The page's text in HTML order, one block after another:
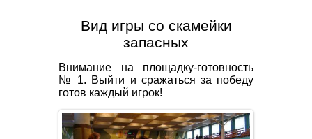
Вид игры со скамейки
запасных
Внимание на площадку-готовность
№ 1. Выйти и сражаться за победу
готов каждый игрок!